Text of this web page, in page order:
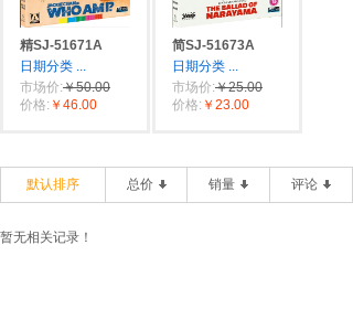
精SJ-51671A
日期分类 ...
市场价:￥50.00
价格: ￥46.00
简SJ-51673A
日期分类 ...
市场价:￥25.00
价格: ￥23.00
默认排序 总价 销量 评论
暂无相关记录！